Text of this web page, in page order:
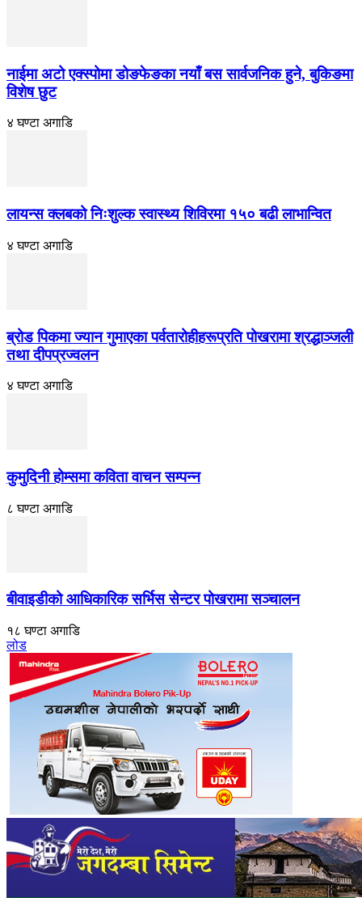
नाईमा अटो एक्स्पोमा डोङफेङका नयाँ बस सार्वजनिक हुने, बुकिङमा
विशेष छुट
४ घण्टा अगाडि
लायन्स क्लबको निःशुल्क स्वास्थ्य शिविरमा १५० बढी लाभान्वित
४ घण्टा अगाडि
ब्रोड पिकमा ज्यान गुमाएका पर्वतारोहीहरूप्रति पोखरामा श्रद्धाञ्जली
तथा दीपप्रज्वलन
४ घण्टा अगाडि
कुमुदिनी होम्समा कविता वाचन सम्पन्न
८ घण्टा अगाडि
बीवाइडीको आधिकारिक सर्भिस सेन्टर पोखरामा सञ्चालन
१८ घण्टा अगाडि
लोड